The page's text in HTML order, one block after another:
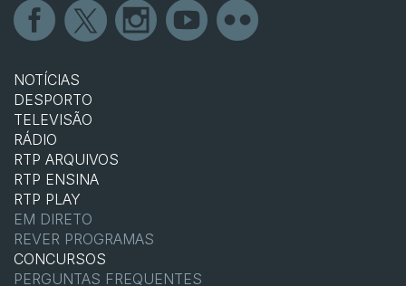
NOTÍCIAS
DESPORTO
TELEVISÃO
RÁDIO
RTP ARQUIVOS
RTP ENSINA
RTP PLAY
EM DIRETO
REVER PROGRAMAS
CONCURSOS
PERGUNTAS FREQUENTES